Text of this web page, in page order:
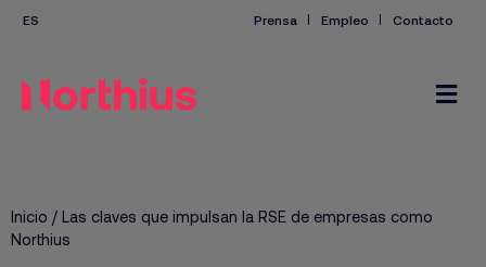
Prensa Empleo Contacto
Inicio / Las claves que impulsan la RSE de empresas como
Northius